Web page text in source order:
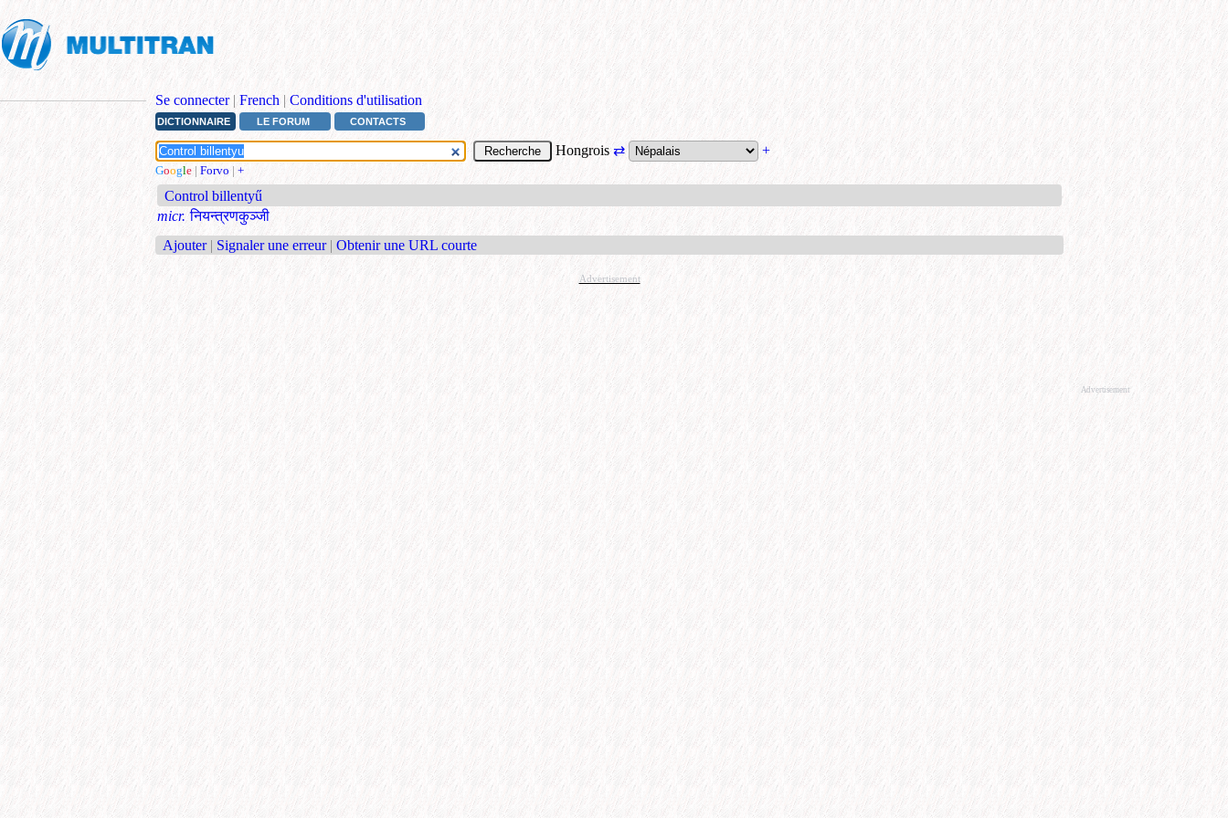
Se connecter | French | Conditions d'utilisation
DICTIONNAIRE LE FORUM CONTACTS
Hongrois⇄ +
Google | Forvo | +
Control billentyű
micr. नियन्त्रणकुञ्जी
Ajouter | Signaler une erreur | Obtenir une URL courte
Advertisement
Advertisement